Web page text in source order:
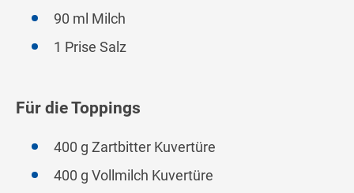
90 ml Milch
1 Prise Salz
Für die Toppings
400 g Zartbitter Kuvertüre
400 g Vollmilch Kuvertüre